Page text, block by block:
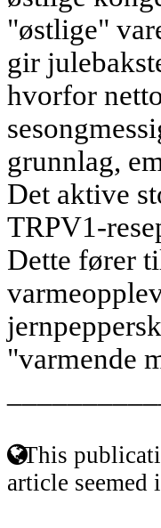
"østlige"
gir
hvorfor
grunnlag,
Det aktive
TRPV1-
Dette fører
"varmende
This
article seemed